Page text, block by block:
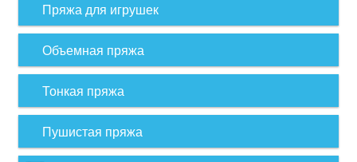
Пряжа для игрушек
Объемная пряжа
Тонкая пряжа
Пушистая пряжа